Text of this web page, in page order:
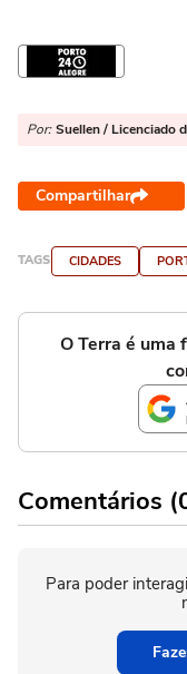
Por: Suellen / Licenciado
Compartilhar
TAGS CIDADES
O Terra é uma
Comentários
Para poder